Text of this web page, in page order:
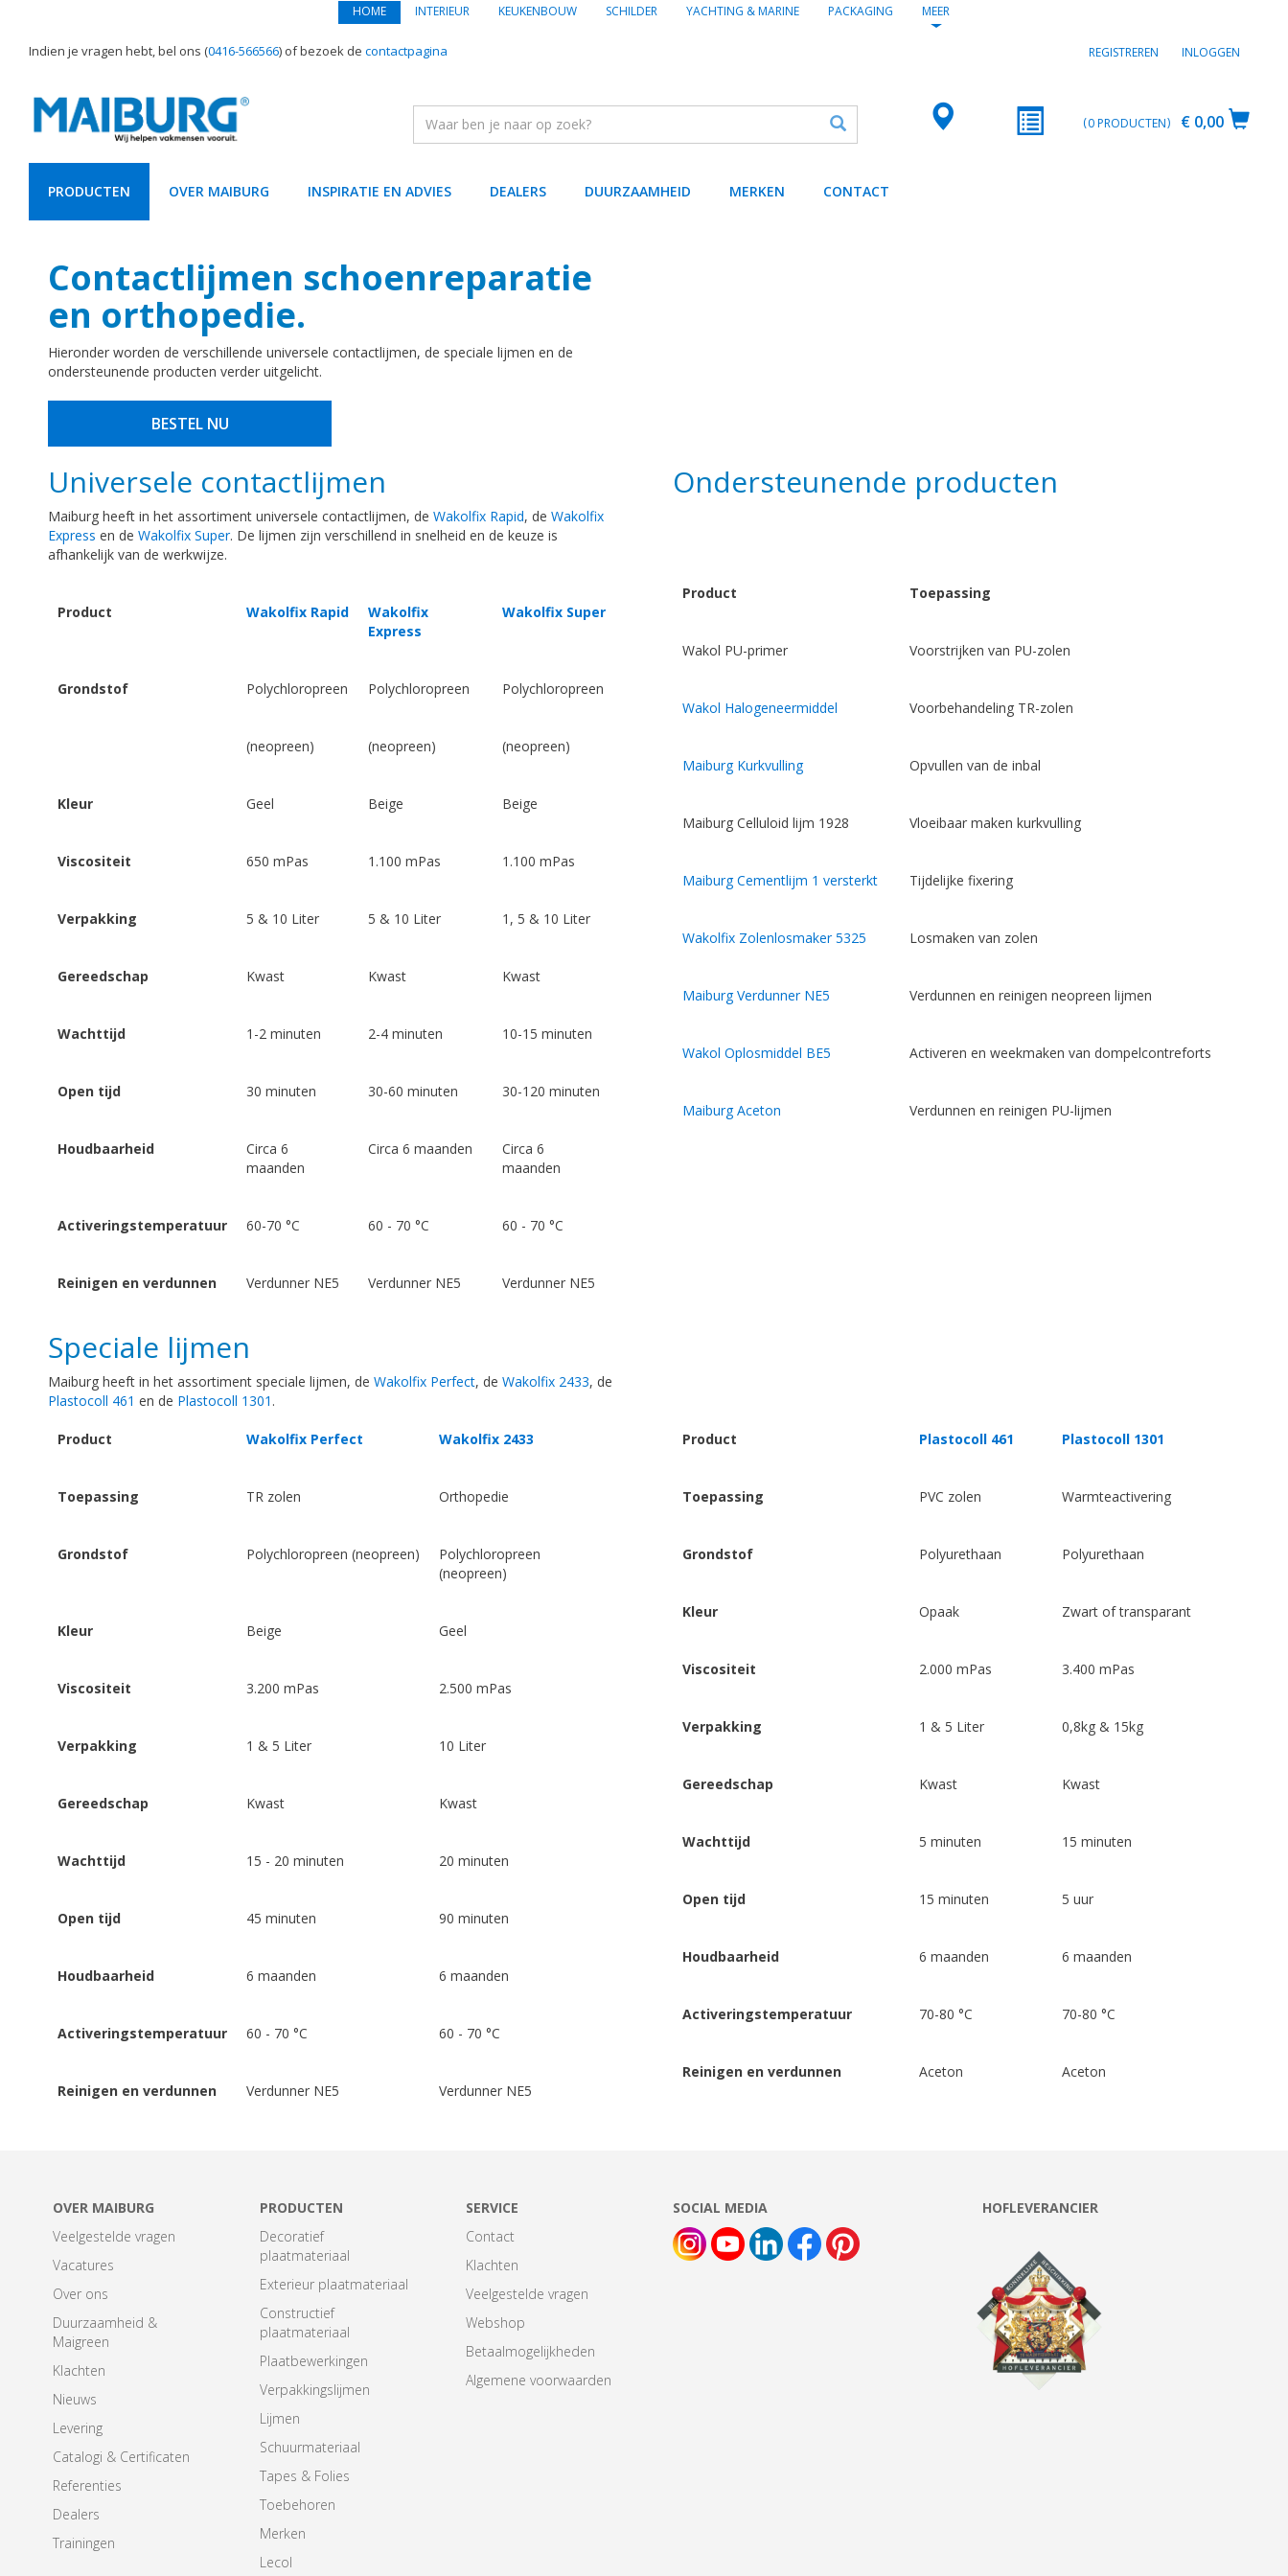
HOME INTERIEUR KEUKENBOUW SCHILDER YACHTING & MARINE PACKAGING MEER
Indien je vragen hebt, bel ons (0416-566566) of bezoek de contactpagina REGISTREREN INLOGGEN
€ 0,00
0PRODUCTEN
PRODUCTEN OVER MAIBURG INSPIRATIE EN ADVIES DEALERS DUURZAAMHEID MERKEN CONTACT
Contactlijmen schoenreparatie
en orthopedie.
Hieronder worden de verschillende universele contactlijmen, de speciale lijmen en de
ondersteunende producten verder uitgelicht.
BESTEL NU
Universele contactlijmen
Maiburg heeft in het assortiment universele contactlijmen, de Wakolfix Rapid, de Wakolfix
Express en de Wakolfix Super. De lijmen zijn verschillend in snelheid en de keuze is
afhankelijk van de werkwijze.
Product Wakolfix Rapid
Wakolfix
Express
Wakolfix Super
Grondstof Polychloropreen Polychloropreen Polychloropreen
(neopreen) (neopreen) (neopreen)
Kleur Geel Beige Beige
Viscositeit 650 mPas 1.100 mPas 1.100 mPas
Verpakking 5 & 10 Liter 5 & 10 Liter 1, 5 & 10 Liter
Gereedschap Kwast Kwast Kwast
Wachttijd 1-2 minuten 2-4 minuten 10-15 minuten
Open tijd 30 minuten 30-60 minuten 30-120 minuten
Houdbaarheid
Circa 6
maanden
Circa 6 maanden
Circa 6
maanden
Activeringstemperatuur 60-70 °C 60 - 70 °C 60 - 70 °C
Reinigen en verdunnen Verdunner NE5 Verdunner NE5 Verdunner NE5
Ondersteunende producten
Product Toepassing
Wakol PU-primer Voorstrijken van PU-zolen
Wakol Halogeneermiddel Voorbehandeling TR-zolen
Maiburg Kurkvulling Opvullen van de inbal
Maiburg Celluloid lijm 1928 Vloeibaar maken kurkvulling
Maiburg Cementlijm 1 versterkt Tijdelijke fixering
Wakolfix Zolenlosmaker 5325 Losmaken van zolen
Maiburg Verdunner NE5 Verdunnen en reinigen neopreen lijmen
Wakol Oplosmiddel BE5 Activeren en weekmaken van dompelcontreforts
Maiburg Aceton Verdunnen en reinigen PU-lijmen
Speciale lijmen
Maiburg heeft in het assortiment speciale lijmen, de Wakolfix Perfect, de Wakolfix 2433, de
Plastocoll 461 en de Plastocoll 1301 .
Product Wakolfix Perfect Wakolfix 2433
Toepassing TR zolen Orthopedie
Grondstof Polychloropreen (neopreen)
Polychloropreen
(neopreen)
Kleur Beige Geel
Viscositeit 3.200 mPas 2.500 mPas
Verpakking 1 & 5 Liter 10 Liter
Gereedschap Kwast Kwast
Wachttijd 15 - 20 minuten 20 minuten
Open tijd 45 minuten 90 minuten
Houdbaarheid 6 maanden 6 maanden
Activeringstemperatuur 60 - 70 °C 60 - 70 °C
Reinigen en verdunnen Verdunner NE5 Verdunner NE5
Product Plastocoll 461 Plastocoll 1301
Toepassing PVC zolen Warmteactivering
Grondstof Polyurethaan Polyurethaan
Kleur Opaak Zwart of transparant
Viscositeit 2.000 mPas 3.400 mPas
Verpakking 1 & 5 Liter 0,8kg & 15kg
Gereedschap Kwast Kwast
Wachttijd 5 minuten 15 minuten
Open tijd 15 minuten 5 uur
Houdbaarheid 6 maanden 6 maanden
Activeringstemperatuur 70-80 °C 70-80 °C
Reinigen en verdunnen Aceton Aceton
OVER MAIBURG
Veelgestelde vragen
Vacatures
Over ons
Duurzaamheid &
Maigreen
Klachten
Nieuws
Levering
Catalogi & Certificaten
Referenties
Dealers
Trainingen
PRODUCTEN
Decoratief
plaatmateriaal
Exterieur plaatmateriaal
Constructief
plaatmateriaal
Plaatbewerkingen
Verpakkingslijmen
Lijmen
Schuurmateriaal
Tapes & Folies
Toebehoren
Merken
Lecol
SERVICE
Contact
Klachten
Veelgestelde vragen
Webshop
Betaalmogelijkheden
Algemene voorwaarden
SOCIAL MEDIA HOFLEVERANCIER